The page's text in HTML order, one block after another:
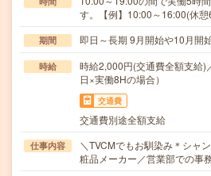
す。【例】10:00～16:00(休
期間 即日～長期 9月開始や10月開
時給
時給2,000円(交通費全額支給
日×実働8Hの場合）
交通費
交通費別途全額支給
仕事内容
＼TVCMでもお馴染み＊シャ
粧品メーカー／営業部での事